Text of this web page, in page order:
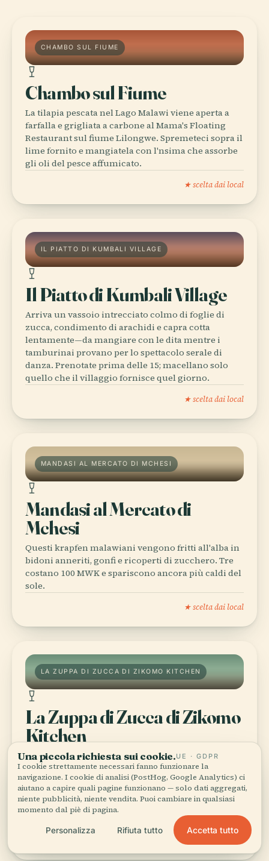
CHAMBO SUL FIUME
Chambo sul Fiume
La tilapia pescata nel Lago Malawi viene aperta a
farfalla e grigliata a carbone al Mama's Floating
Restaurant sul fiume Lilongwe. Spremeteci sopra il
lime fornito e mangiatela con l'nsima che assorbe
gli oli del pesce affumicato.
★ scelta dai local
IL PIATTO DI KUMBALI VILLAGE
Il Piatto di Kumbali Village
Arriva un vassoio intrecciato colmo di foglie di
zucca, condimento di arachidi e capra cotta
lentamente—da mangiare con le dita mentre i
tamburinai provano per lo spettacolo serale di
danza. Prenotate prima delle 15; macellano solo
quello che il villaggio fornisce quel giorno.
★ scelta dai local
MANDASI AL MERCATO DI MCHESI
Mandasi al Mercato di
Mchesi
Questi krapfen malawiani vengono fritti all'alba in
bidoni anneriti, gonfi e ricoperti di zucchero. Tre
costano 100 MWK e spariscono ancora più caldi del
sole.
★ scelta dai local
LA ZUPPA DI ZUCCA DI ZIKOMO KITCHEN
La Zuppa di Zucca di Zikomo
Kitchen
Gestito da una coppia italo-malawiana, il café
mescola le zucche arancioni locali con un tocco di
noce moscata; servita in una ciotola di zucca
essiccata con ciabatta fatta in casa. Arrivate presto
—finisce entro le 13 quando arriva il personale
Una piccola richiesta sui cookie.UE · GDPR
I cookie strettamente necessari fanno funzionare la
navigazione. I cookie di analisi (PostHog, Google Analytics) ci
aiutano a capire quali pagine funzionano — solo dati aggregati,
niente pubblicità, niente vendita. Puoi cambiare in qualsiasi
momento dal piè di pagina.
Personalizza Rifiuta tutto Accetta tutto